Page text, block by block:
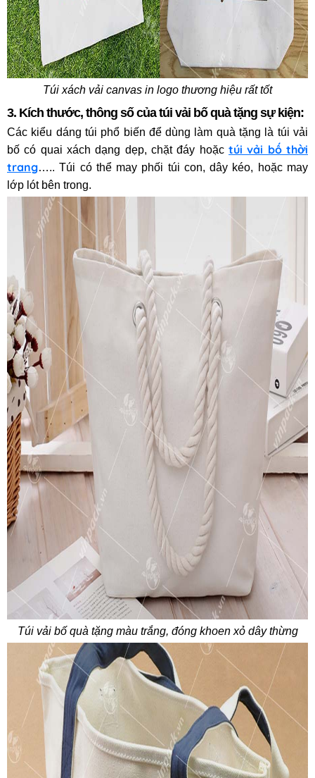
Túi xách vải canvas in logo thương hiệu rất tốt
3. Kích thước, thông sốcủa túi vải bố quà tặng sự kiện:
Các kiểu dáng túi phổ biến để dùng làm quà tặng là túi vải
bố có quai xách dạng dẹp, chặt đáy hoặc túi vải bố thời
trang….. Túi có thể may phối túi con, dây kéo, hoặc may
lớp lót bên trong.
Túi vải bố quà tặng màu trắng, đóng khoen xỏ dây thừng